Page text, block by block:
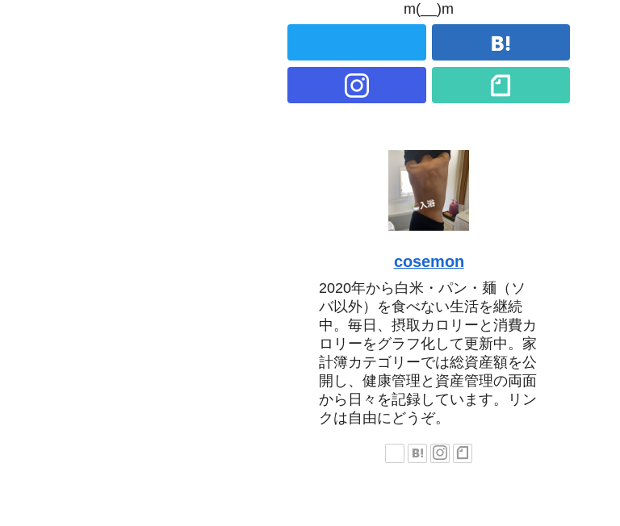
m(__)m
cosemon
2020年から白米・パン・麺（ソ
バ以外）を食べない生活を継続
中。毎日、摂取カロリーと消費カ
ロリーをグラフ化して更新中。家
計簿カテゴリーでは総資産額を公
開し、健康管理と資産管理の両面
から日々を記録しています。リン
クは自由にどうぞ。